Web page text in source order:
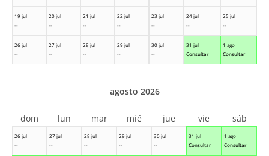
19 jul
--
20 jul
--
21 jul
--
22 jul
--
23 jul
--
24 jul
--
25 jul
--
26 jul
--
27 jul
--
28 jul
--
29 jul
--
30 jul
--
31 jul
Consultar
1 ago
Consultar
26 jul
--
27 jul
--
28 jul
--
29 jul
--
30 jul
--
31 jul
Consultar
1 ago
Consultar
agosto 2026
dom lun mar mié jue vie sáb